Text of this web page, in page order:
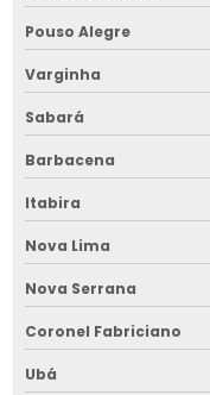
Empresa de picador de
Empresa de secador de
Empresa de
Empresa de
Empresa de
Equipamentos para
Equipamentos para
Pouso Alegre
Varginha
Sabará
Barbacena
Itabira
Nova Lima
Nova Serrana
Coronel Fabriciano
Ubá